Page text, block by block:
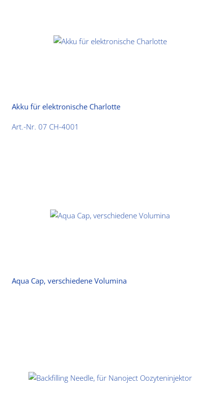
Akku für elektronische Charlotte
Art.-Nr. 07 CH-4001
Aqua Cap, verschiedene Volumina